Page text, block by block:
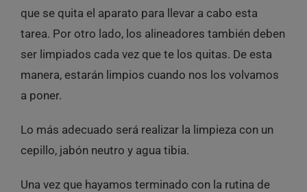
que se quita el aparato para llevar a cabo esta
tarea. Por otro lado, los alineadores también deben
ser limpiados cada vez que te los quitas. De esta
manera, estarán limpios cuando nos los volvamos
a poner.
Lo más adecuado será realizar la limpieza con un
cepillo, jabón neutro y agua tibia.
Una vez que hayamos terminado con la rutina de